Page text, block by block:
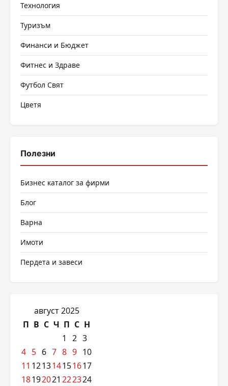
Технология
Туризъм
Финанси и Бюджет
Фитнес и Здраве
Футбол Свят
Цветя
Полезни
Бизнес каталог за фирми
Блог
Варна
Имоти
Пердета и завеси
август 2025
П В С Ч П С Н
1
2 3
4 5 6 7 8 9 10
11 121314151617
18192021 222324